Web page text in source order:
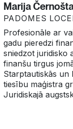
Marija
PADOMES
Profesionāle ar
gadu pieredzi
sniedzot juridisko
finanšu tirgus
Starptautiskās un
tiesību maģistra
Juridiskajā